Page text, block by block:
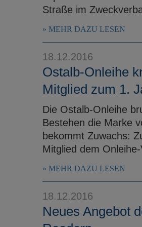
Straße im
MEHR DAZU LESEN
18.12.2016
Ostalb-Onleihe
Mitglied zum 1.
Die Ostalb-Onleihe
Bestehen die Marke
bekommt Zuwachs:
Mitglied dem
MEHR DAZU LESEN
18.12.2016
Neues Angebot